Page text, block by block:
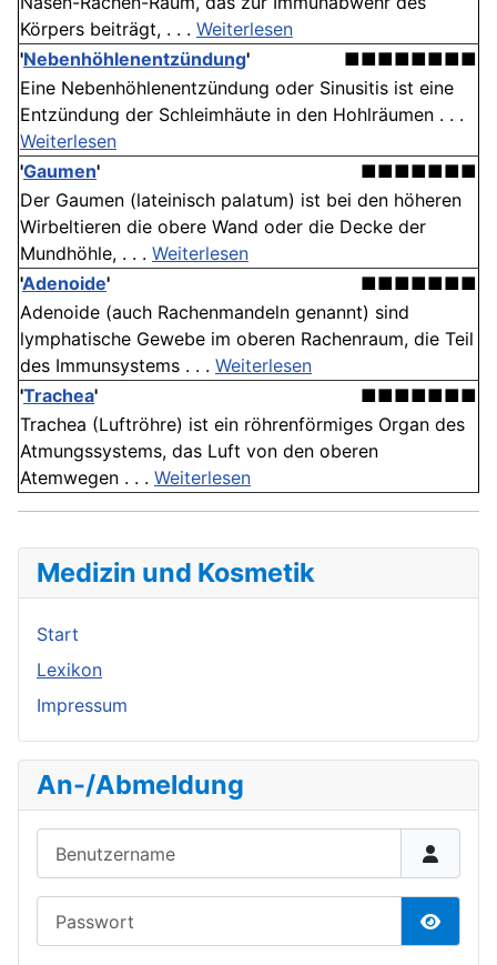
Körpers beiträgt, . . . Weiterlesen
'Nebenhöhlenentzündung'
■■■■■■■■
Eine Nebenhöhlenentzündung oder Sinusitis ist eine
Entzündung der Schleimhäute in den Hohlräumen . . .
Weiterlesen
'Gaumen'
■■■■■■■
Der Gaumen (lateinisch palatum) ist bei den höheren
Wirbeltieren die obere Wand oder die Decke der
Mundhöhle, . . . Weiterlesen
'Adenoide'
■■■■■■■
Adenoide (auch Rachenmandeln genannt) sind
lymphatische Gewebe im oberen Rachenraum, die Teil
des Immunsystems . . . Weiterlesen
'Trachea'
■■■■■■■
Trachea (Luftröhre) ist ein röhrenförmiges Organ des
Atmungssystems, das Luft von den oberen
Atemwegen . . . Weiterlesen
Medizin und Kosmetik
Start
Lexikon
Impressum
An-/Abmeldung